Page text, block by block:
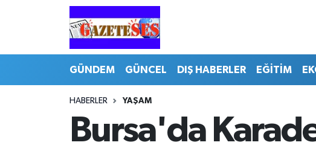
GÜNDEM GÜNCEL DIŞ HABERLER EĞİTİM
HABERLER YAŞAM
Bursa'da